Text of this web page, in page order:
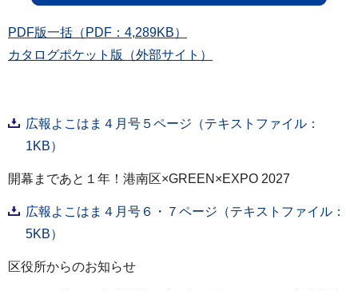
PDF版一括（PDF：4,289KB）
カタログポケット版（外部サイト）
広報よこはま４月号５ページ（テキストファイル：
1KB）
開幕まであと１年！港南区×GREEN×EXPO 2027
広報よこはま４月号６・７ページ（テキストファイル：
5KB）
区役所からのお知らせ